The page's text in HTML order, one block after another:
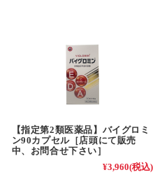
【指定第2類医薬品】バイグロミ
ン90カプセル［店頭にて販売
中、お問合せ下さい］
¥3,960(税込)